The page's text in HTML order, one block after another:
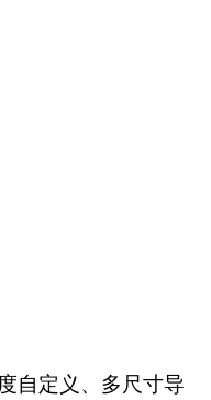
自定义、多尺寸导